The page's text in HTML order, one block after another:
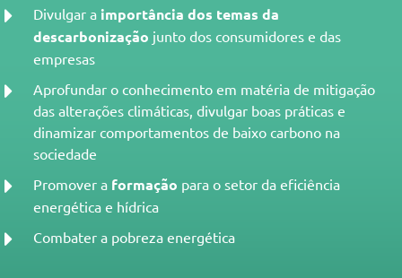
Divulgar a importância dos temas da
descarbonização junto dos consumidores e das
empresas
Aprofundar o conhecimento em matéria de mitigação
das alterações climáticas, divulgar boas práticas e
dinamizar comportamentos de baixo carbono na
sociedade
Promover a formação para o setor da eficiência
energética e hídrica
Combater a pobreza energética